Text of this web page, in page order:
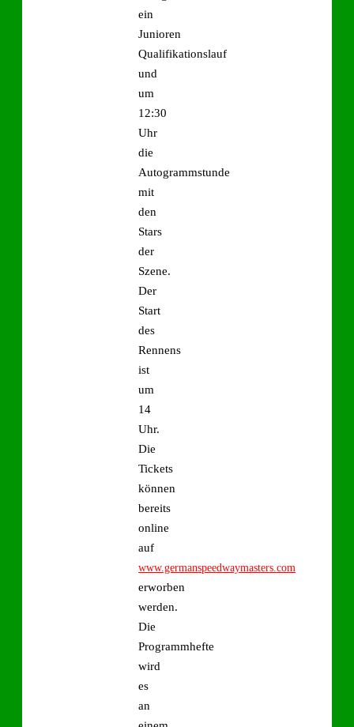
ein
Junioren
Qualifikationslauf
und
um
12:30
Uhr
die
Autogrammstunde
mit
den
Stars
der
Szene.
Der
Start
des
Rennens
ist
um
14
Uhr.
Die
Tickets
können
bereits
online
auf
www.germanspeedwaymasters.com
erworben
werden.
Die
Programmhefte
wird
es
an